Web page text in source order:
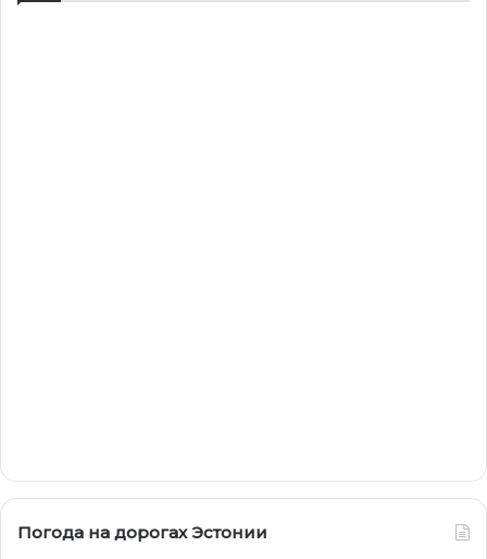
Погода на дорогах Эстонии